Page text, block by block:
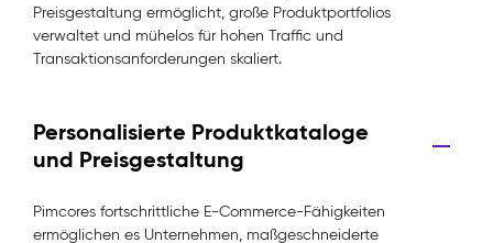
Preisgestaltung ermöglicht, große Produktportfolios
verwaltet und mühelos für hohen Traffic und
Transaktionsanforderungen skaliert.
Personalisierte Produktkataloge
und Preisgestaltung
Pimcores fortschrittliche E-Commerce-Fähigkeiten
ermöglichen es Unternehmen, maßgeschneiderte